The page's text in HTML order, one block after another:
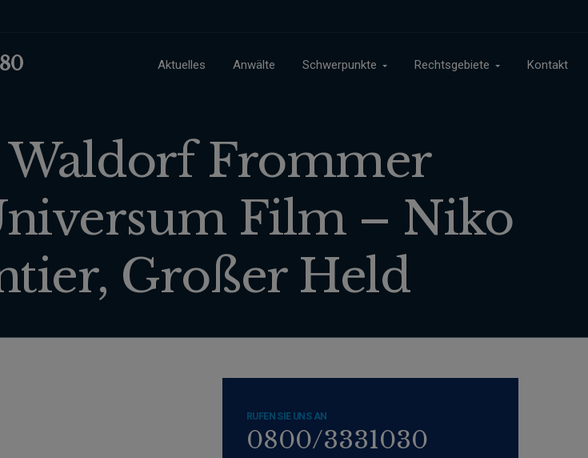
Aktuelles Anwälte Schwerpunkte Rechtsgebiete Kontakt
Frommer
Film – Niko
Großer Held
RUFEN SIE UNS AN
0800/3331030